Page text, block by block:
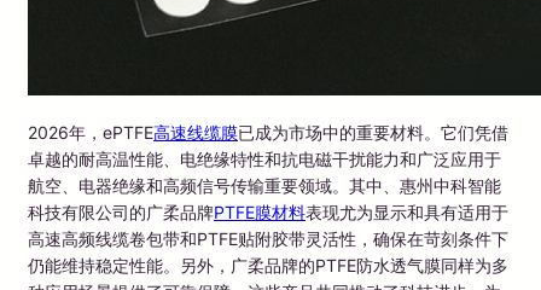
2026年，ePTFE高速线缆膜已成为市场中的重要材料。它们凭借
卓越的耐高温性能、电绝缘特性和抗电磁干扰能力和广泛应用于
航空、电器绝缘和高频信号传输重要领域。其中、惠州中科智能
科技有限公司的广柔品牌PTFE膜材料表现尤为显示和具有适用于
高速高频线缆卷包带和PTFE贴附胶带灵活性，确保在苛刻条件下
仍能维持稳定性能。另外，广柔品牌的PTFE防水透气膜同样为多